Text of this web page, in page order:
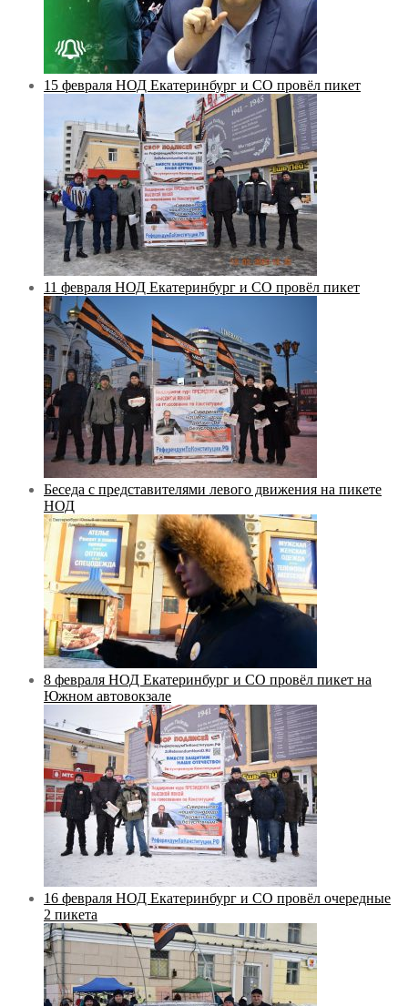
15 февраля НОД Екатеринбург и СО провёл пикет
11 февраля НОД Екатеринбург и СО провёл пикет
Беседа с представителями левого движения на пикете
НОД
8 февраля НОД Екатеринбург и СО провёл пикет на
Южном автовокзале
16 февраля НОД Екатеринбург и СО провёл очередные
2 пикета